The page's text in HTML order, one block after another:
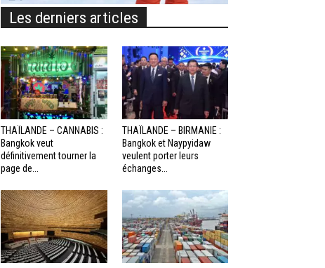
Les derniers articles
THAÏLANDE – CANNABIS :
Bangkok veut
définitivement tourner la
page de...
THAÏLANDE – BIRMANIE :
Bangkok et Naypyidaw
veulent porter leurs
échanges...